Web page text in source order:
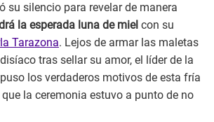
su silencio para revelar de manera
la esperada luna de miel con su
Tarazona. Lejos de armar las maletas
tras sellar su amor, el líder de la
los verdaderos motivos de esta fría
la ceremonia estuvo a punto de no